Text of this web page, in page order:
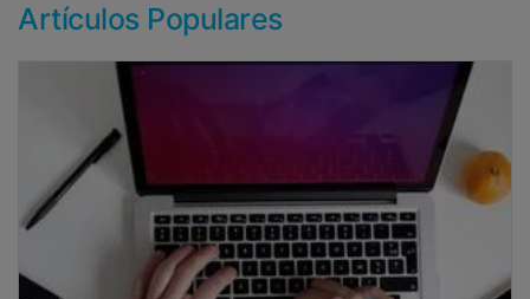
Artículos Populares